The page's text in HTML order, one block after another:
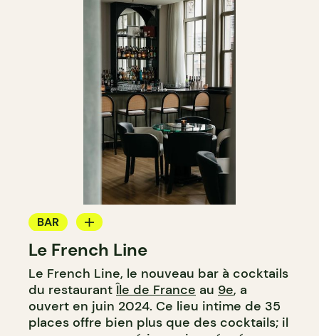
BAR
BAR À COCKTAIL
Le French Line
Le French Line, le nouveau bar à cocktails
du restaurantÎle de France au 9e, a
ouvert en juin 2024. Ce lieu intime de 35
places offre bien plus que des cocktails; il